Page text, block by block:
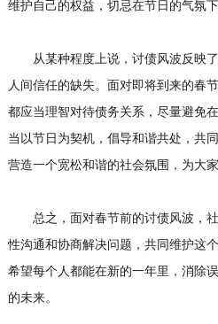
维护自己的权益，切忌在节日的气氛
从某种程度上说，讨债风波反映了
人间信任的缺失。面对即将到来的春
都应当理智对待债务关系，尽量避免
当以节日为契机，倡导和谐共处，共
营造一个宽松和谐的社会氛围，为大
总之，面对春节前的讨债风波，社
性沟通和协商解决问题，共同维护这
希望每个人都能在新的一年里，消除
的未来。